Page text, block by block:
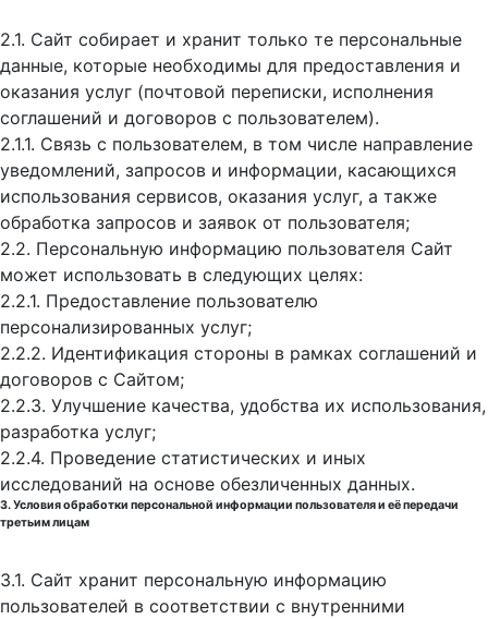
2.1. Сайт собирает и хранит только те персональные
данные, которые необходимы для предоставления и
оказания услуг (почтовой переписки, исполнения
соглашений и договоров с пользователем).
2.1.1. Связь с пользователем, в том числе направление
уведомлений, запросов и информации, касающихся
использования сервисов, оказания услуг, а также
обработка запросов и заявок от пользователя;
2.2. Персональную информацию пользователя Сайт
может использовать в следующих целях:
2.2.1. Предоставление пользователю
персонализированных услуг;
2.2.2. Идентификация стороны в рамках соглашений и
договоров с Сайтом;
2.2.3. Улучшение качества, удобства их использования,
разработка услуг;
2.2.4. Проведение статистических и иных
исследований на основе обезличенных данных.
3. Условия обработки персональной информации пользователя и её передачи
третьим лицам
3.1. Сайт хранит персональную информацию
пользователей в соответствии с внутренними